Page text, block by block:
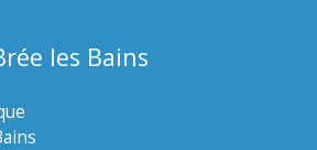
les Bains